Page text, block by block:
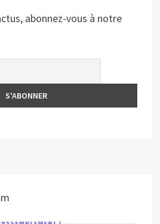
abonnez-vous à notre